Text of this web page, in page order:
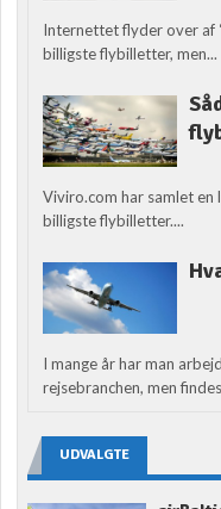
Internettet flyder over af
billigste flybilletter, men...
Viviro.com har samlet
billigste flybilletter....
I mange år har man
rejsebranchen, men
UDVALGTE